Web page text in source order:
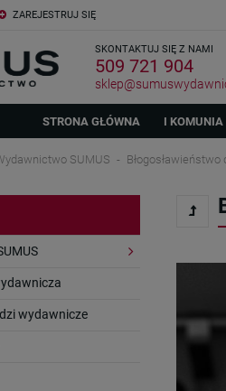
ZAREJESTRUJ SIĘ
SKONTAKTUJ SIĘ Z NAMI
509 721 904
STRONA GŁÓWNA I KOMUNIA
SUMUS Błogosławieństwo
wydawnicze